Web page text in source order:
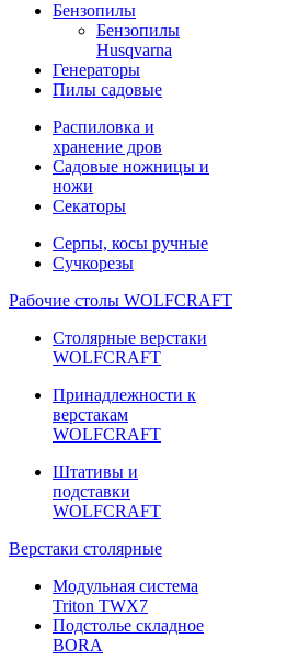
Бензопилы
Бензопилы
Husqvarna
Генераторы
Пилы садовые
Распиловка и
хранение дров
Садовые ножницы и
ножи
Секаторы
Серпы, косы ручные
Сучкорезы
Рабочие столы WOLFCRAFT
Столярные верстаки
WOLFCRAFT
Принадлежности к
верстакам
WOLFCRAFT
Штативы и
подставки
WOLFCRAFT
Верстаки столярные
Модульная система
Triton TWX7
Подстолье складное
BORA